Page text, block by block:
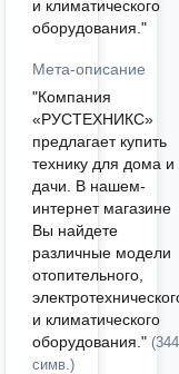
и климатического
оборудования."
Мета-описание
"Компания
«РУСТЕХНИКС»
предлагает купить
технику для дома и
дачи. В нашем-
интернет магазине
Вы найдете
различные модели
отопительного,
и климатического
оборудования." (344
симв.)